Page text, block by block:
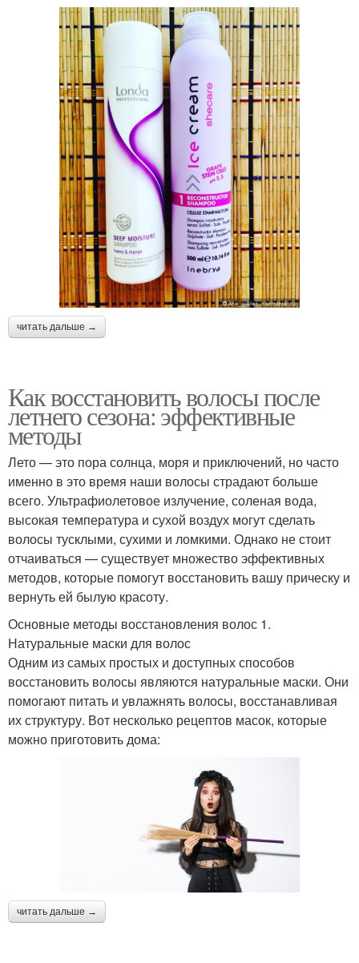
читать дальше →
Как восстановить волосы после
летнего сезона: эффективные
методы
Лето — это пора солнца, моря и приключений, но часто
именно в это время наши волосы страдают больше
всего. Ультрафиолетовое излучение, соленая вода,
высокая температура и сухой воздух могут сделать
волосы тусклыми, сухими и ломкими. Однако не стоит
отчаиваться — существует множество эффективных
методов, которые помогут восстановить вашу прическу и
вернуть ей былую красоту.
Основные методы восстановления волос 1.
Натуральные маски для волос
Одним из самых простых и доступных способов
восстановить волосы являются натуральные маски. Они
помогают питать и увлажнять волосы, восстанавливая
их структуру. Вот несколько рецептов масок, которые
можно приготовить дома:
читать дальше →